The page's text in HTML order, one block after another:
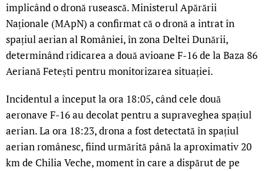
implicând o dronă rusească. Ministerul Apărării
Naționale (MApN) a confirmat că o dronă a intrat în
spațiul aerian al României, în zona Deltei Dunării,
determinând ridicarea a două avioane F-16 de la Baza 86
Aeriană Fetești pentru monitorizarea situației.
Incidentul a început la ora 18:05, când cele două
aeronave F-16 au decolat pentru a supraveghea spațiul
aerian. La ora 18:23, drona a fost detectată în spațiul
aerian românesc, fiind urmărită până la aproximativ 20
km de Chilia Veche, moment în care a dispărut de pe